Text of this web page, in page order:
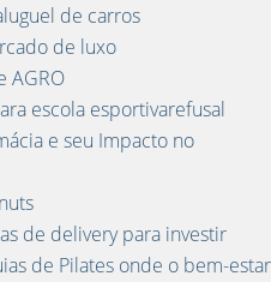
de carros
de luxo
AGRO
escola esportivarefusal
e seu Impacto no
de delivery para investir
de Pilates onde o bem-estar